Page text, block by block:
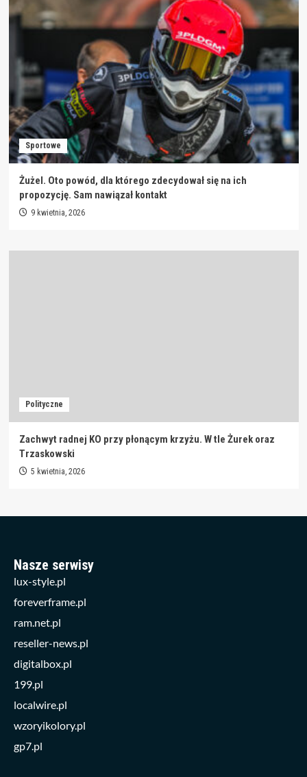
Sportowe
Żużel. Oto powód, dla którego zdecydował się na ich
propozycję. Sam nawiązał kontakt
9 kwietnia, 2026
Polityczne
Zachwyt radnej KO przy płonącym krzyżu. W tle Żurek oraz
Trzaskowski
5 kwietnia, 2026
Nasze serwisy
lux-style.pl
foreverframe.pl
ram.net.pl
reseller-news.pl
digitalbox.pl
199.pl
localwire.pl
wzoryikolory.pl
gp7.pl